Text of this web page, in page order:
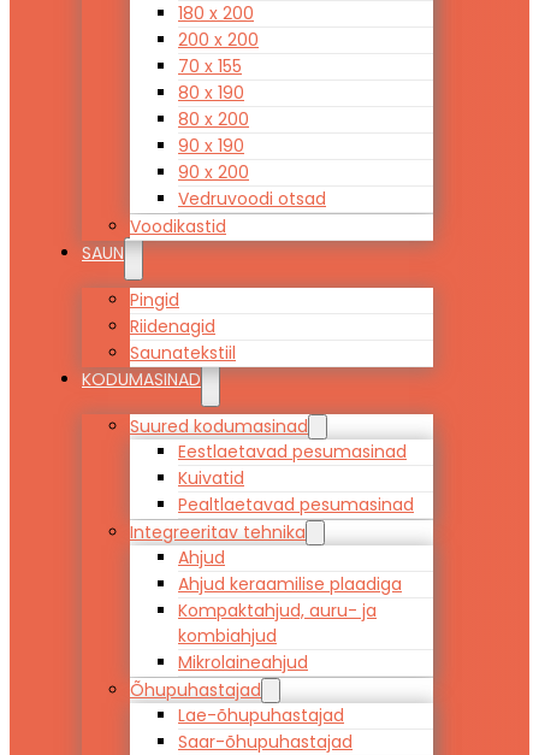
180 x 200
200 x 200
70 x 155
80 x 190
80 x 200
90 x 190
90 x 200
Vedruvoodi otsad
Voodikastid
SAUN
Pingid
Riidenagid
Saunatekstiil
KODUMASINAD
Suured kodumasinad
Eestlaetavad pesumasinad
Kuivatid
Pealtlaetavad pesumasinad
Integreeritav tehnika
Ahjud
Ahjud keraamilise plaadiga
Kompaktahjud, auru- ja
kombiahjud
Mikrolaineahjud
Õhupuhastajad
Lae-õhupuhastajad
Saar-õhupuhastajad